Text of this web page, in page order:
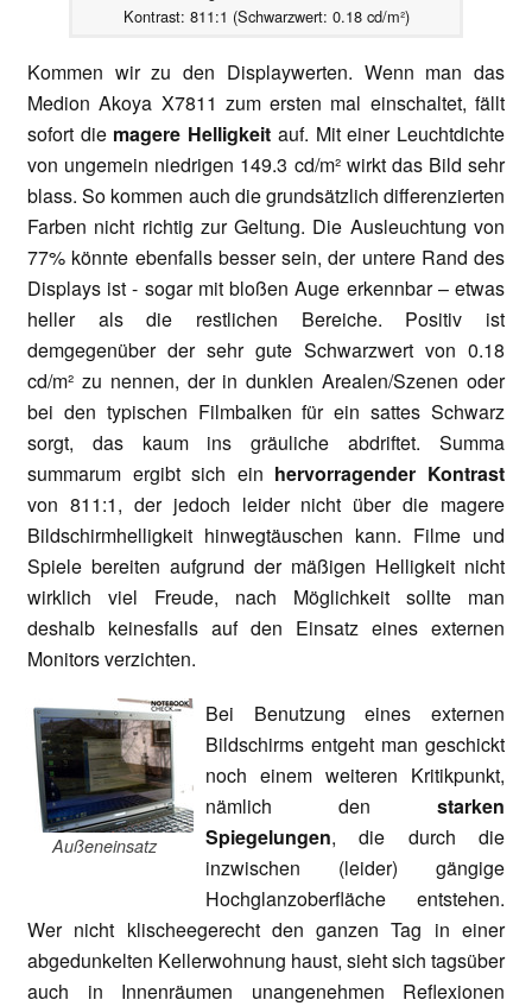
Kontrast: 811:1 (Schwarzwert: 0.18 cd/m²)
Kommen wir zu den Displaywerten. Wenn man das
Medion Akoya X7811 zum ersten mal einschaltet, fällt
sofort die magere Helligkeit auf. Mit einer Leuchtdichte
von ungemein niedrigen 149.3 cd/m² wirkt das Bild sehr
blass. So kommen auch die grundsätzlich differenzierten
Farben nicht richtig zur Geltung. Die Ausleuchtung von
77% könnte ebenfalls besser sein, der untere Rand des
Displays ist - sogar mit bloßen Auge erkennbar – etwas
heller als die restlichen Bereiche. Positiv ist
demgegenüber der sehr gute Schwarzwert von 0.18
cd/m² zu nennen, der in dunklen Arealen/Szenen oder
bei den typischen Filmbalken für ein sattes Schwarz
sorgt, das kaum ins gräuliche abdriftet. Summa
summarum ergibt sich ein hervorragender Kontrast
von 811:1, der jedoch leider nicht über die magere
Bildschirmhelligkeit hinwegtäuschen kann. Filme und
Spiele bereiten aufgrund der mäßigen Helligkeit nicht
wirklich viel Freude, nach Möglichkeit sollte man
deshalb keinesfalls auf den Einsatz eines externen
Monitors verzichten.
Außeneinsatz
Bei Benutzung eines externen
Bildschirms entgeht man geschickt
noch einem weiteren Kritikpunkt,
nämlich den starken
Spiegelungen, die durch die
inzwischen (leider) gängige
Hochglanzoberfläche entstehen.
Wer nicht klischeegerecht den ganzen Tag in einer
abgedunkelten Kellerwohnung haust, sieht sich tagsüber
auch in Innenräumen unangenehmen Reflexionen